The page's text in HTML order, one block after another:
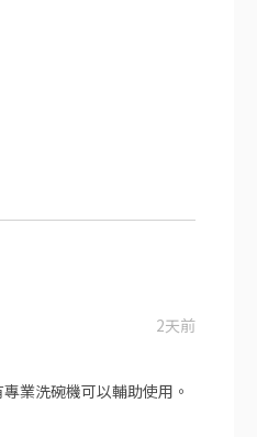
2天前
業洗碗機可以輔助使用。